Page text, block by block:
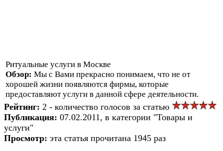
Ритуальные услуги в Москве
Обзор: Мы с Вами прекрасно понимаем, что не от
хорошей жизни появляются фирмы, которые
предоставляют услуги в данной сфере деятельности.
Рейтинг: 2 - количество голосов за статью
Публикация: 07.02.2011, в категории "Товары и
услуги"
Просмотр: эта статья прочитана 1945 раз